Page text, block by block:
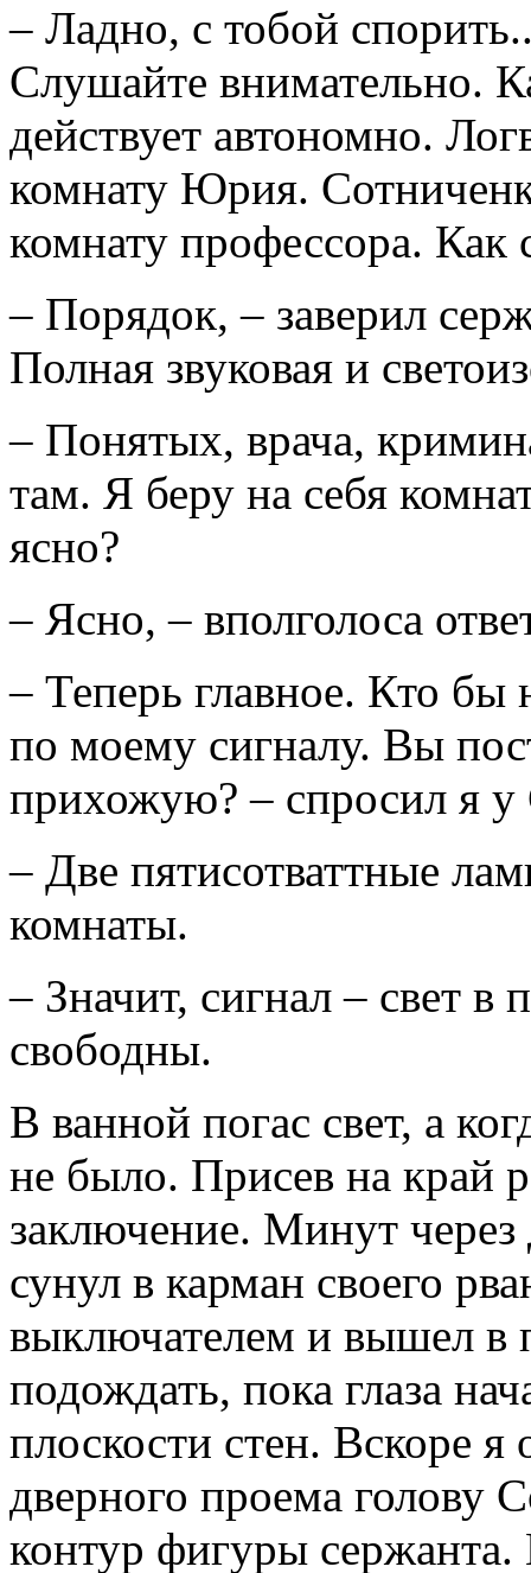
– Ладно, с тобой
Слушайте внимательно.
действует автономно.
комнату Юрия.
комнату профессора. Как
– Порядок, – заверил
Полная звуковая и
– Понятых, врача,
там. Я беру на себя
ясно?
– Ясно, – вполголоса
– Теперь главное. Кто бы
по моему сигналу. Вы
прихожую? – спросил я у
– Две пятисотваттные
комнаты.
– Значит, сигнал – свет
свободны.
В ванной погас свет, а
не было. Присев на край
заключение. Минут через
сунул в карман своего
выключателем и вышел
подождать, пока глаза
плоскости стен. Вскоре
дверного проема голову
контур фигуры